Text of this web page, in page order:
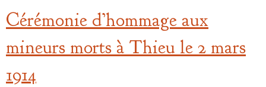
Cérémonie d’hommage aux
mineurs morts à Thieu le 2 mars
1914